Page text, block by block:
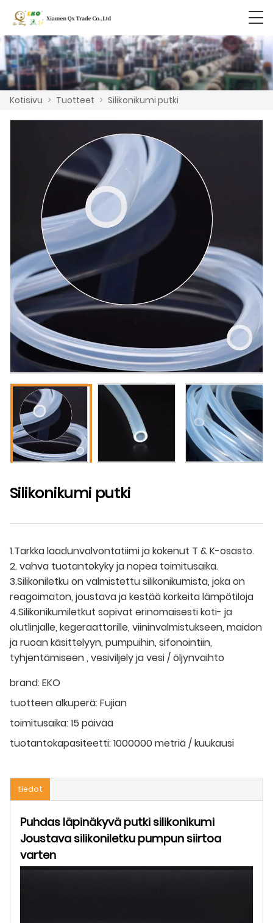
Kotisivu > Tuotteet > Silikonikumi putki
Silikonikumi putki
1.Tarkka laadunvalvontatiimi ja kokenut T & K-osasto.
2. vahva tuotantokyky ja nopea toimitusaika.
3.Silikoniletku on valmistettu silikonikumista, joka on
reagoimaton, joustava ja kestää korkeita lämpötiloja
4.Silikonikumiletkut sopivat erinomaisesti koti- ja
olutlinjalle, kegeraattorille, viininvalmistukseen, maidon
ja ruoan käsittelyyn, pumpuihin, sifonointiin,
tyhjentämiseen , vesiviljely ja vesi / öljynvaihto
brand:EKO
tuotteen alkuperä:Fujian
toimitusaika:15 päivää
tuotantokapasiteetti:1000000 metriä / kuukausi
tiedot
Puhdas läpinäkyvä putki silikonikumi
Joustava silikoniletku pumpun siirtoa
varten